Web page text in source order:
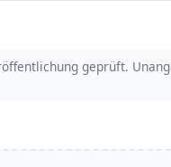
geprüft.